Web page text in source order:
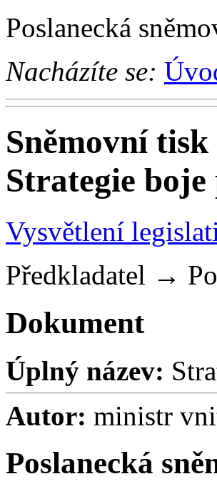
Poslanecká
Nacházíte se:
Sněmovní tisk
Strategie
Vysvětlení
Předkladatel →
Dokument
Úplný název:
Autor: ministr
Poslanecká